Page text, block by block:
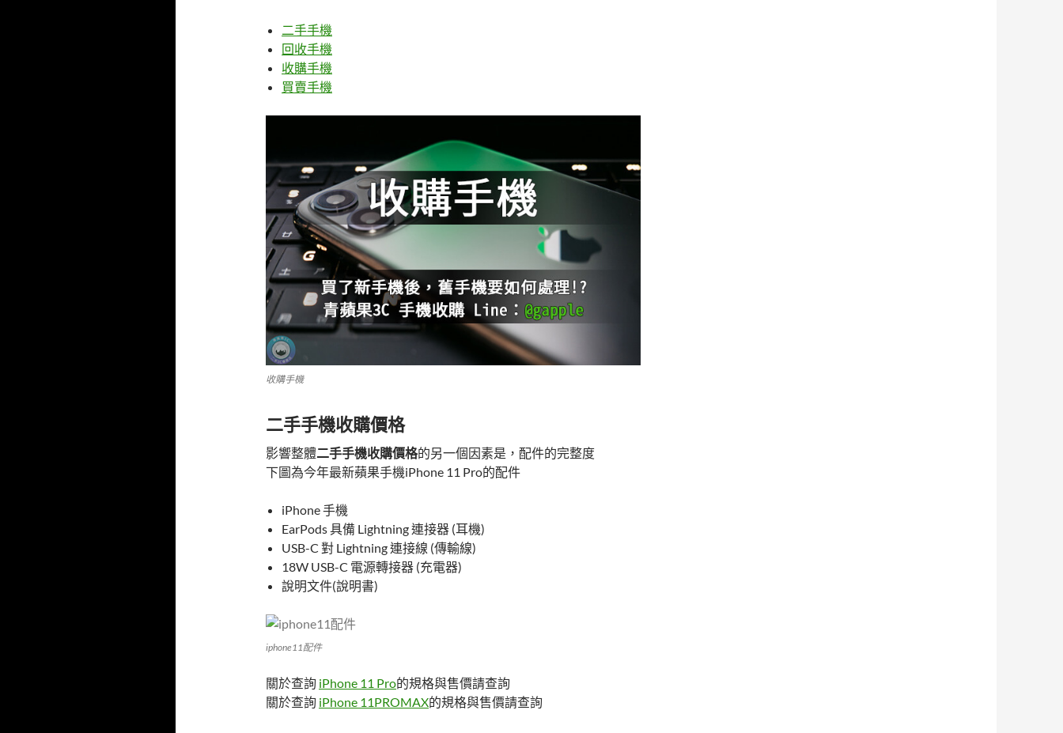
二手手機
回收手機
收購手機
買賣手機
收購手機
二手手機收購價格
影響整體二手手機收購價格的另一個因素是，配件的完整度
下圖為今年最新蘋果手機iPhone 11 Pro的配件
iPhone 手機
EarPods 具備 Lightning 連接器 (耳機)
USB-C 對 Lightning 連接線 (傳輸線)
18W USB-C 電源轉接器 (充電器)
說明文件(說明書)
iphone11配件
關於查詢 iPhone 11 Pro的規格與售價請查詢
關於查詢 iPhone 11PROMAX的規格與售價請查詢